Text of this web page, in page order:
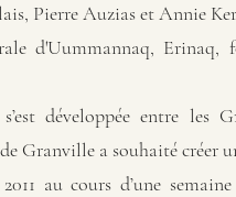
Pierre Auzias et Annie
d'Uummannaq, Erinaq,
développée entre les
Granville a souhaité créer
au cours d’une